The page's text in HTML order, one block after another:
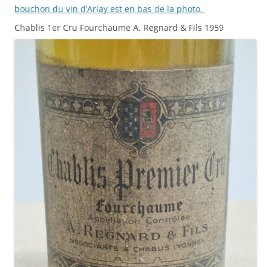
bouchon du vin d’Arlay est en bas de la photo.
Chablis 1er Cru Fourchaume A. Regnard & Fils 1959